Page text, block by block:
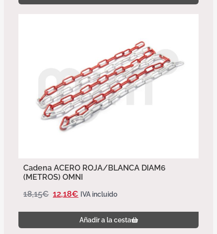
Cadena ACERO ROJA/BLANCA DIAM6
(METROS) OMNI
18,15€ 12,18€ IVA incluido
Añadir a la cesta